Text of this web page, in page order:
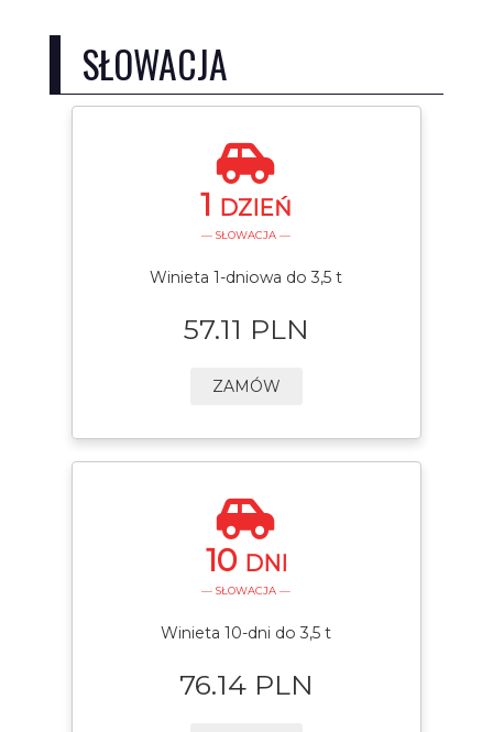
SŁOWACJA
1 DZIEŃ
— SŁOWACJA —
Winieta 1-dniowa do 3,5 t
57.11 PLN
ZAMÓW
10 DNI
— SŁOWACJA —
Winieta 10-dni do 3,5 t
76.14 PLN